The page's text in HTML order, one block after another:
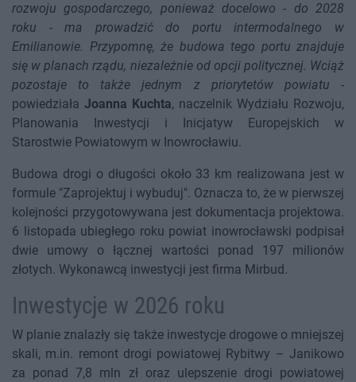
rozwoju gospodarczego, ponieważ docelowo - do 2028
roku - ma prowadzić do portu intermodalnego w
Emilianowie. Przypomnę, że budowa tego portu znajduje
się w planach rządu, niezależnie od opcji politycznej. Wciąż
pozostaje to także jednym z priorytetów powiatu -
powiedziała Joanna Kuchta, naczelnik Wydziału Rozwoju,
Planowania Inwestycji i Inicjatyw Europejskich w
Starostwie Powiatowym w Inowrocławiu.
Budowa drogi o długości około 33 km realizowana jest w
formule "Zaprojektuj i wybuduj". Oznacza to, że w pierwszej
kolejności przygotowywana jest dokumentacja projektowa.
6 listopada ubiegłego roku powiat inowrocławski podpisał
dwie umowy o łącznej wartości ponad 197 milionów
złotych. Wykonawcą inwestycji jest firma Mirbud.
Inwestycje w 2026 roku
W planie znalazły się także inwestycje drogowe o mniejszej
skali, m.in. remont drogi powiatowej Rybitwy – Janikowo
za ponad 7,8 mln zł oraz ulepszenie drogi powiatowej